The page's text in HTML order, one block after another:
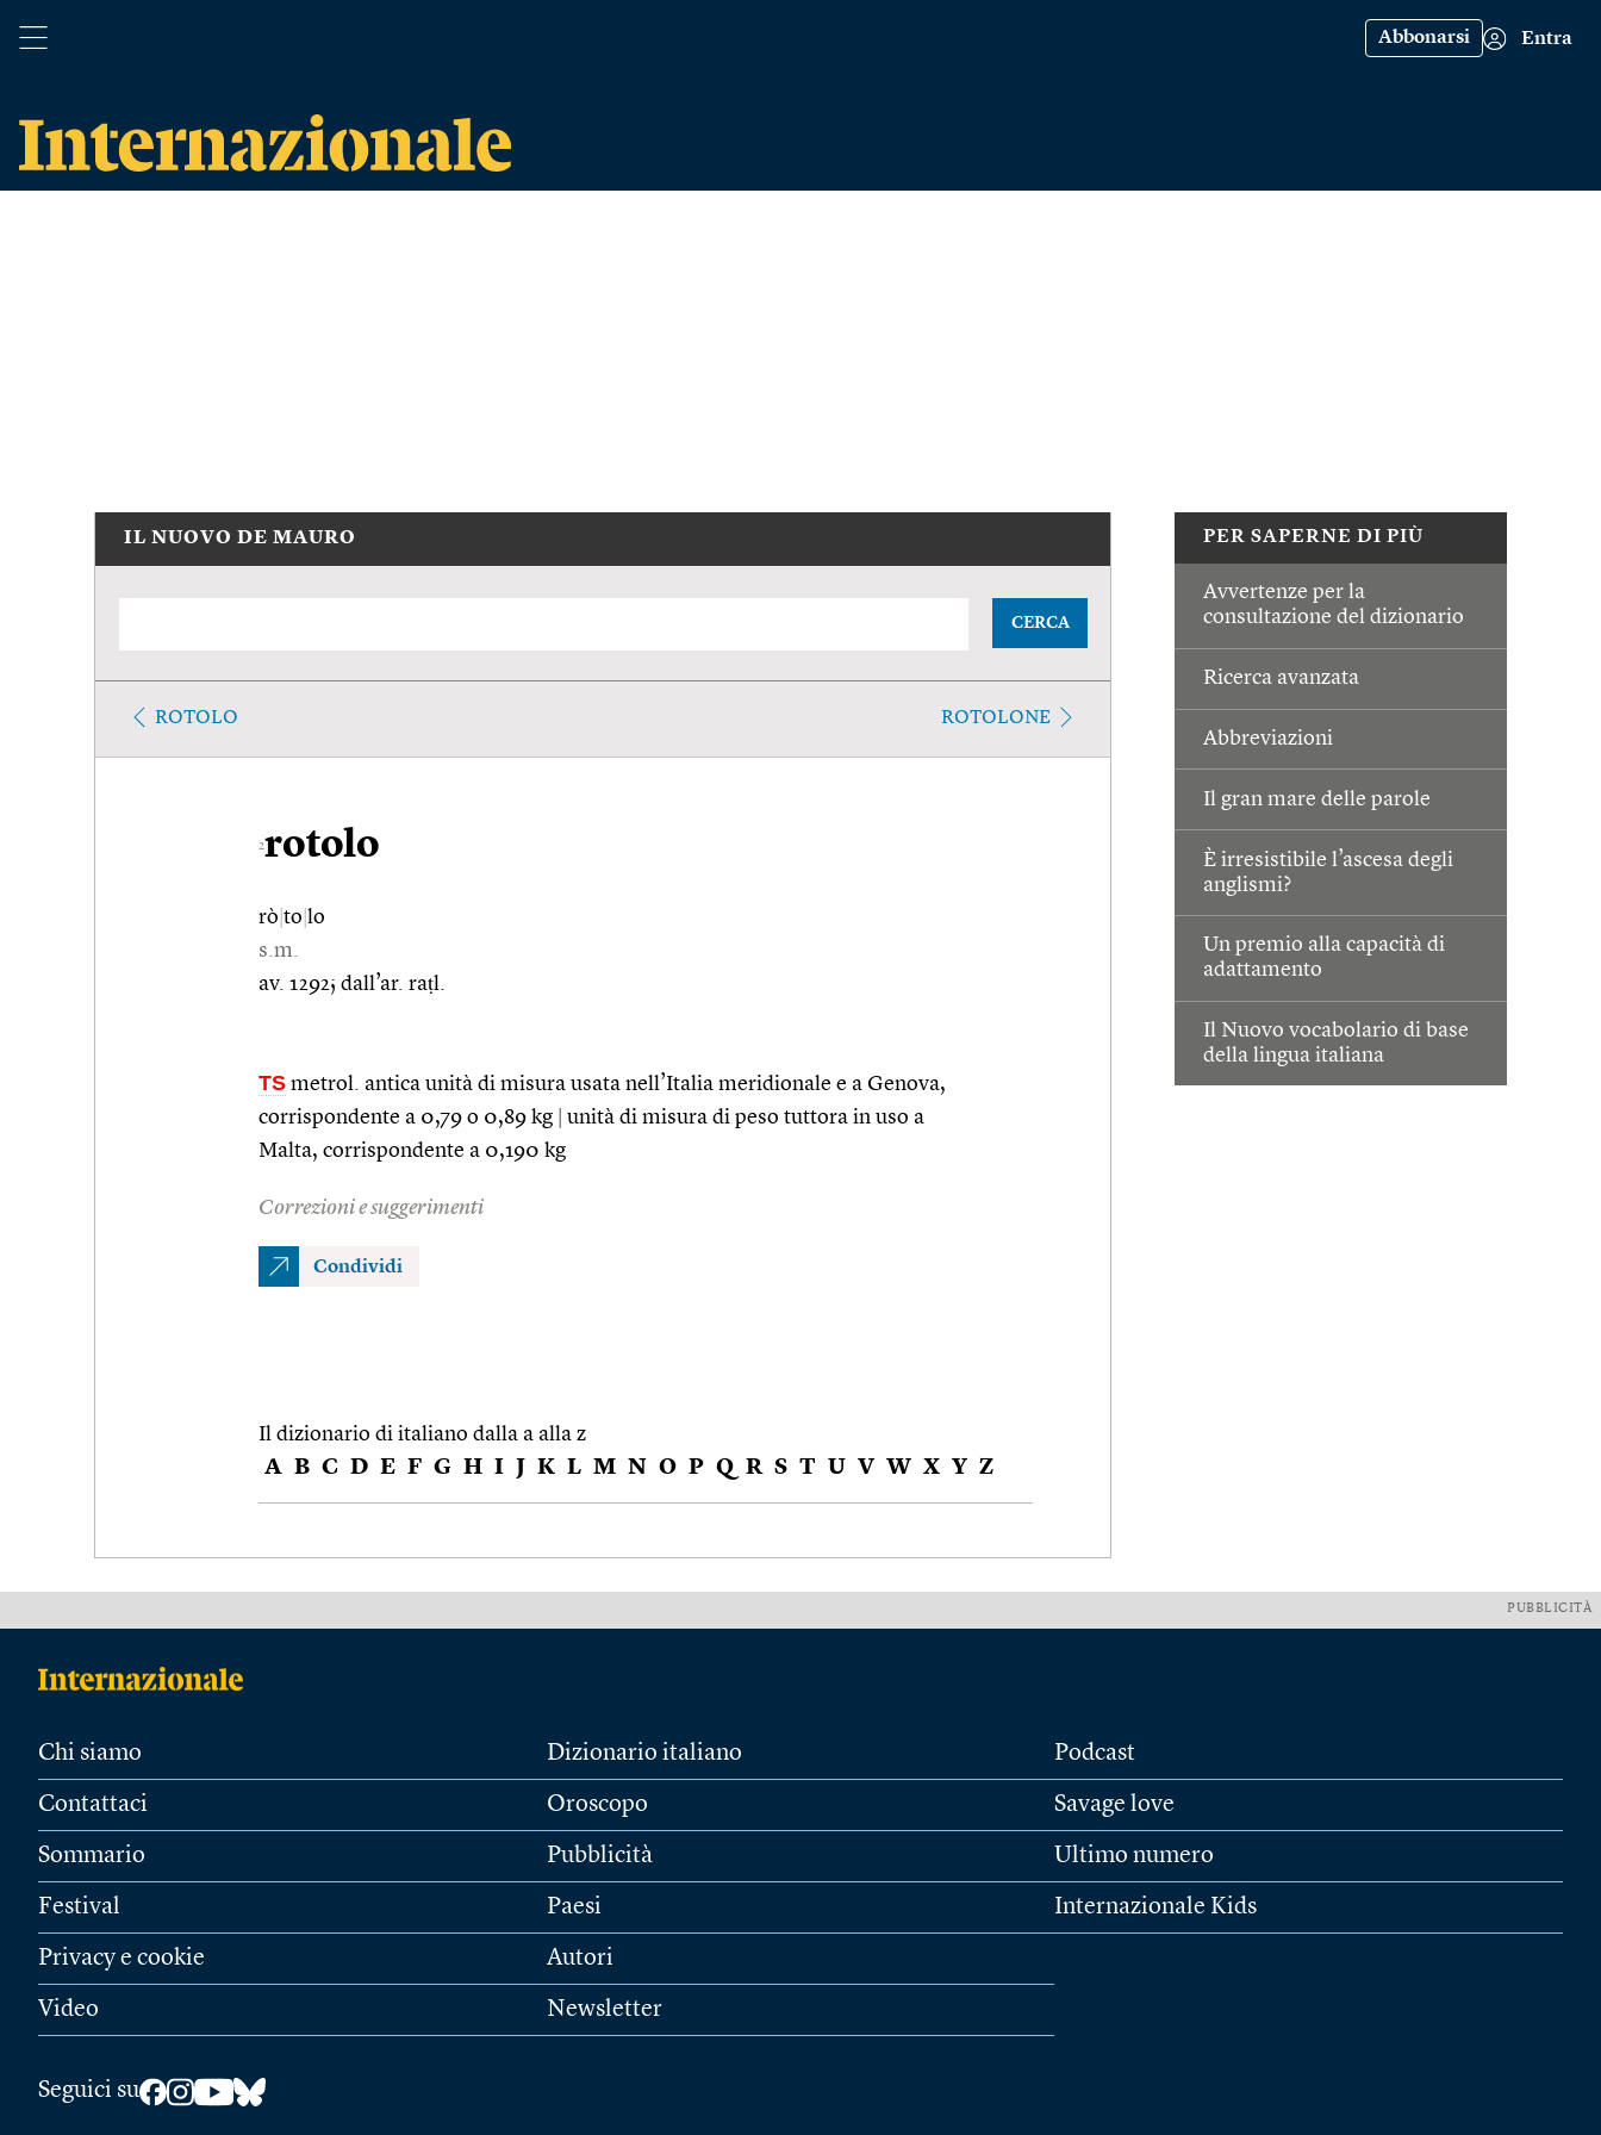
Abbonarsi Entra
PER SAPERNE DI PIÙ
Avvertenze per la
consultazione del dizionario
Ricerca avanzata
Abbreviazioni
Il gran mare delle parole
È irresistibile l’ascesa degli
anglismi?
Un premio alla capacità di
adattamento
Il Nuovo vocabolario di base
della lingua italiana
IL NUOVO DE MAURO
CERCA
ROTOLO ROTOLONE
2rotolo
rò to lo
s.m.
av. 1292; dall’ar. raṭl.
TS metrol. antica unità di misura usata nell’Italia meridionale e a Genova,
corrispondente a 0,79 o 0,89 kg
unità di misura di peso tuttora in uso a
Malta, corrispondente a 0,190 kg
Correzioni e suggerimenti
Condividi
Il dizionario di italiano dalla a alla z
A B C D E F G H I J K L M N O P Q R S T U V W X Y Z
PUBBLICITÀ
Chi siamo
Contattaci
Sommario
Festival
Privacy e cookie
Video
Dizionario italiano
Oroscopo
Pubblicità
Paesi
Autori
Newsletter
Podcast
Savage love
Ultimo numero
Internazionale Kids
Seguici su